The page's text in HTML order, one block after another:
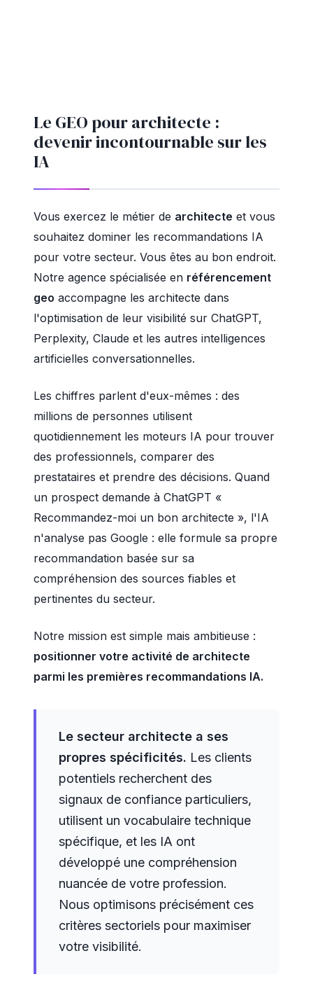
Le GEO pour architecte :
devenir incontournable sur les
IA
Vous exercez le métier de architecte et vous
souhaitez dominer les recommandations IA
pour votre secteur. Vous êtes au bon endroit.
Notre agence spécialisée en référencement
geo accompagne les architecte dans
l'optimisation de leur visibilité sur ChatGPT,
Perplexity, Claude et les autres intelligences
artificielles conversationnelles.
Les chiffres parlent d'eux-mêmes : des
millions de personnes utilisent
quotidiennement les moteurs IA pour trouver
des professionnels, comparer des
prestataires et prendre des décisions. Quand
un prospect demande à ChatGPT «
Recommandez-moi un bon architecte », l'IA
n'analyse pas Google : elle formule sa propre
recommandation basée sur sa
compréhension des sources fiables et
pertinentes du secteur.
Notre mission est simple mais ambitieuse :
positionner votre activité de architecte
parmi les premières recommandations IA.
Le secteur architecte a ses
propres spécificités. Les clients
potentiels recherchent des
signaux de confiance particuliers,
utilisent un vocabulaire technique
spécifique, et les IA ont
développé une compréhension
nuancée de votre profession.
Nous optimisons précisément ces
critères sectoriels pour maximiser
votre visibilité.